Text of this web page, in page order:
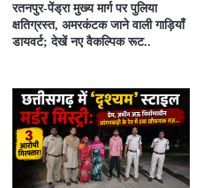
रतनपुर-पेंड्रा मुख्य मार्ग पर पुलिया
क्षतिग्रस्त, अमरकंटक जाने वाली गाड़ियाँ
डायवर्ट; देखें नए वैकल्पिक रूट..